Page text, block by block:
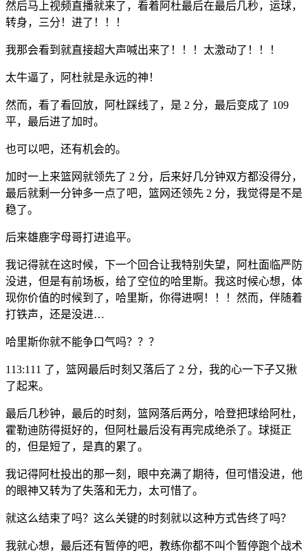
然后马上视频直播就来了，看着阿杜最后在最后几秒，运球，
转身，三分！进了！！！
我那会看到就直接超大声喊出来了！！！太激动了！！！
太牛逼了，阿杜就是永远的神！
然而，看了看回放，阿杜踩线了，是 2 分，最后变成了 109
平，最后进了加时。
也可以吧，还有机会的。
加时一上来篮网就领先了 2 分，后来好几分钟双方都没得分，
最后就剩一分钟多一点了吧，篮网还领先 2 分，我觉得是不是
稳了。
后来雄鹿字母哥打进追平。
我记得就在这时候，下一个回合让我特别失望，阿杜面临严防
没进，但是有前场板，给了空位的哈里斯。我这时候心想，体
现你价值的时候到了，哈里斯，你得进啊！！！然而，伴随着
打铁声，还是没进…
哈里斯你就不能争口气吗？？？
113:111 了，篮网最后时刻又落后了 2 分，我的心一下子又揪
了起来。
最后几秒钟，最后的时刻，篮网落后两分，哈登把球给阿杜，
霍勒迪防得挺好的，但阿杜最后没有再完成绝杀了。球挺正
的，但是短了，是真的累了。
我记得阿杜投出的那一刻，眼中充满了期待，但可惜没进，他
的眼神又转为了失落和无力，太可惜了。
就这么结束了吗？这么关键的时刻就以这种方式告终了吗？
我就心想，最后还有暂停的吧，教练你都不叫个暂停跑个战术